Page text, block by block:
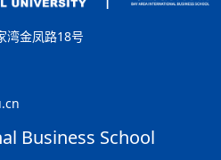
湾金凤路18号
Business School